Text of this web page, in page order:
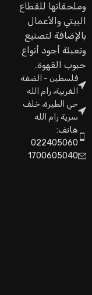
وملحقاتها للقطاع
البيتي والأعمال
بالإضافة لتصنيع
وتعبئة أجود أنواع
حبوب القهوة.
فلسطين - الضفة
الغربية، رام الله
حي الطيرة، خلف
سرية رام الله
هاتف:
022405060
1700605040